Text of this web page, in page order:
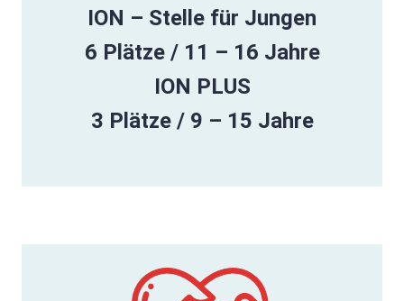
ION – Stelle für Jungen
6 Plätze / 11 – 16 Jahre
ION PLUS
3 Plätze / 9 – 15 Jahre